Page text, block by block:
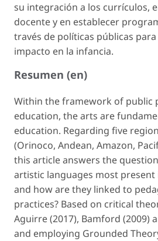
su integración a los currículos,
docente y en establecer
través de políticas públicas
impacto en la infancia.
Resumen (en)
Within the framework of public
education, the arts are
education. Regarding five
(Orinoco, Andean, Amazon,
this article answers the
artistic languages most present
and how are they linked to
practices? Based on critical
Aguirre (2017), Bamford (2009)
and employing Grounded